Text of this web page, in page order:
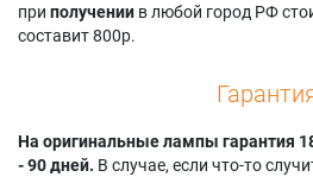
при получении в любой город РФ
составит 800р.
На оригинальные лампы гарантия
- 90 дней. В случае, если что-то